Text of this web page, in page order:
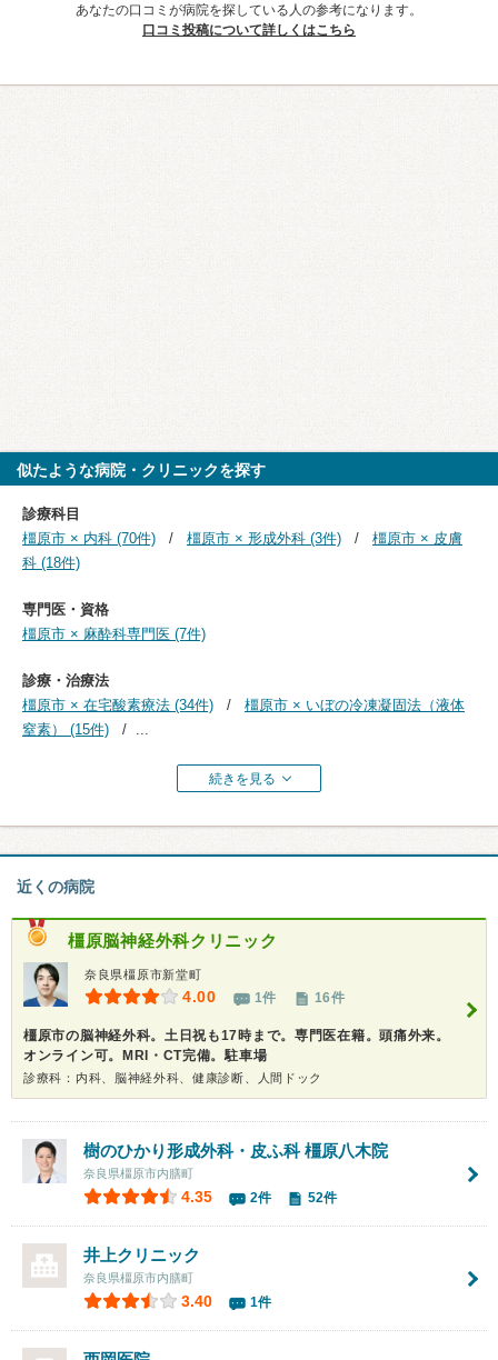
あなたの口コミが病院を探している人の参考になります。
口コミ投稿について詳しくはこちら
似たような病院・クリニックを探す
診療科目
橿原市 × 内科 (70件)
橿原市 × 形成外科 (3件)
橿原市 × 皮膚
科 (18件)
専門医・資格
橿原市 × 麻酔科専門医 (7件)
診療・治療法
橿原市 × 在宅酸素療法 (34件)
橿原市 × いぼの冷凍凝固法（液体
窒素） (15件)
続きを見る
近くの病院
橿原脳神経外科クリニック
奈良県橿原市新堂町
4.00 1件 16件
橿原市の脳神経外科。土日祝も17時まで。専門医在籍。頭痛外来。
オンライン可。MRI・CT完備。駐車場
診療科：内科、脳神経外科、健康診断、人間ドック
樹のひかり形成外科・皮ふ科 橿原八木院
奈良県橿原市内膳町
4.35 2件 52件
井上クリニック
奈良県橿原市内膳町
3.40 1件